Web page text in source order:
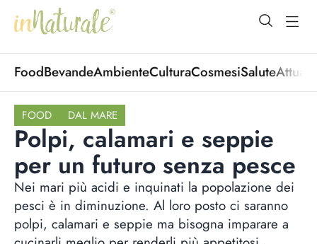
open
FoodBevandeAmbienteCulturaCosmesiSalute
FOOD DAL MARE
Polpi, calamari e seppie
per un futuro senza pesce
Nei mari più acidi e inquinati la popolazione dei
pesci è in diminuzione. Al loro posto ci saranno
polpi, calamari e seppie ma bisogna imparare a